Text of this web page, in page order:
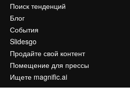
Поиск тенденций
Блог
События
Slidesgo
Продайте свой контент
Помещение для прессы
Ищете magnific.ai